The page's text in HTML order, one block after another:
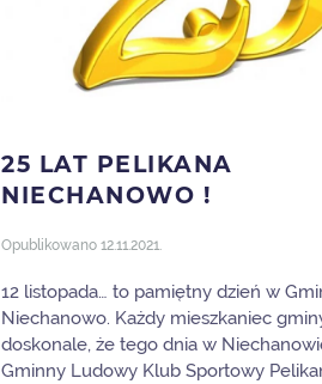
25 LAT PELIKANA
NIECHANOWO !
Opublikowano12.11.2021.
12 listopada… to pamiętny dzień w
Niechanowo. Każdy mieszkaniec
doskonale, że tego dnia w
Gminny Ludowy Klub Sportowy